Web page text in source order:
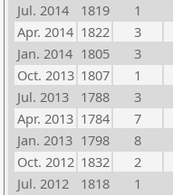
Jul. 2014
1819 1
Apr. 2014 1822 3
Jan. 2014 1805 3
Oct. 2013 1807 1
Jul. 2013
1788 3
Apr. 2013 1784 7
Jan. 2013 1798 8
Oct. 2012 1832 2
Jul. 2012
1818 1